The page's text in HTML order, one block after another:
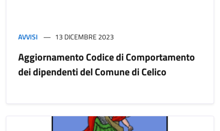
AVVISI 13 DICEMBRE 2023
Aggiornamento Codice di Comportamento
dei dipendenti del Comune di Celico